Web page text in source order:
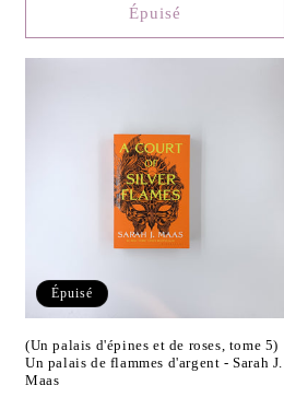
Épuisé
Épuisé
(Un palais d'épines et de roses, tome 5)
Un palais de flammes d'argent - Sarah J.
Maas